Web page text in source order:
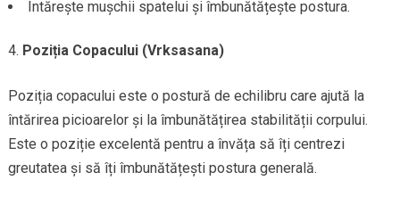
Întărește mușchii spatelui și îmbunătățește postura.
Poziția Copacului (Vrksasana)
Poziția copacului este o postură de echilibru care ajută la
întărirea picioarelor și la îmbunătățirea stabilității corpului.
Este o poziție excelentă pentru a învăța să îți centrezi
greutatea și să îți îmbunătățești postura generală.